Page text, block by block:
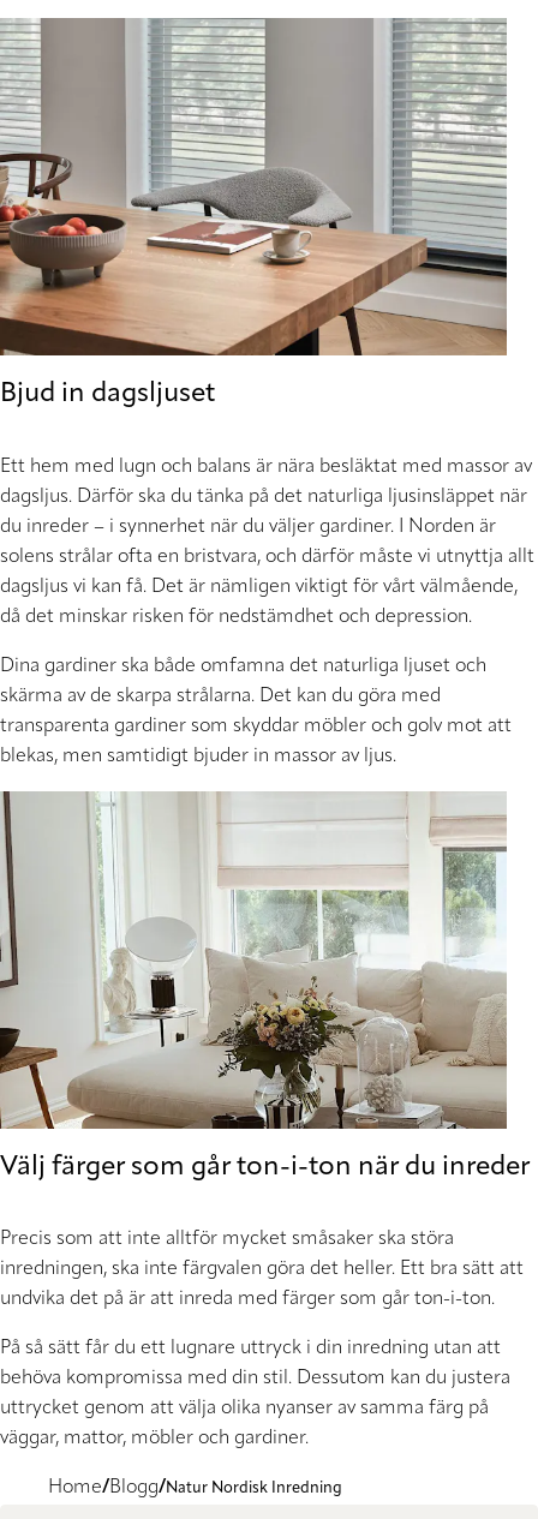
Bjud in dagsljuset
Ett hem med lugn och balans är nära besläktat med massor av
dagsljus. Därför ska du tänka på det naturliga ljusinsläppet när
du inreder – i synnerhet när du väljer gardiner. I Norden är
solens strålar ofta en bristvara, och därför måste vi utnyttja allt
dagsljus vi kan få. Det är nämligen viktigt för vårt välmående,
då det minskar risken för nedstämdhet och depression.
Dina gardiner ska både omfamna det naturliga ljuset och
skärma av de skarpa strålarna. Det kan du göra med
transparenta gardiner som skyddar möbler och golv mot att
blekas, men samtidigt bjuder in massor av ljus.
Välj färger som går ton-i-ton när du inreder
Precis som att inte alltför mycket småsaker ska störa
inredningen, ska inte färgvalen göra det heller. Ett bra sätt att
undvika det på är att inreda med färger som går ton-i-ton.
På så sätt får du ett lugnare uttryck i din inredning utan att
behöva kompromissa med din stil. Dessutom kan du justera
uttrycket genom att välja olika nyanser av samma färg på
väggar, mattor, möbler och gardiner.
Home Blogg Natur Nordisk Inredning